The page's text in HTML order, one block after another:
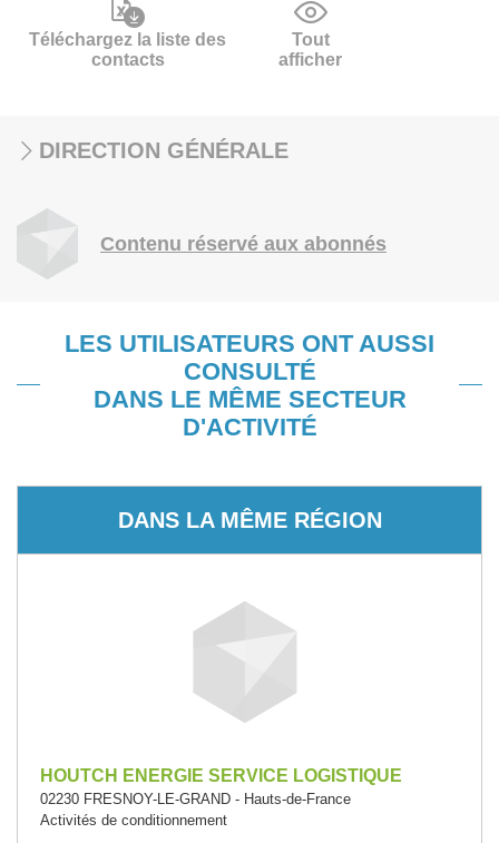
Téléchargez la liste des
contacts
Tout
afficher
DIRECTION GÉNÉRALE
Contenu réservé aux abonnés
LES UTILISATEURS ONT AUSSI
CONSULTÉ
DANS LE MÊME SECTEUR
D'ACTIVITÉ
DANS LA MÊME RÉGION
HOUTCH ENERGIE SERVICE LOGISTIQUE
02230 FRESNOY-LE-GRAND - Hauts-de-France
Activités de conditionnement